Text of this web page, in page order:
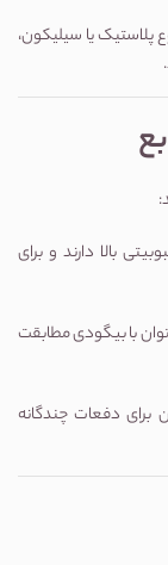
پلاستیک یا سیلیکون،
بالا دارند و برای
با بیگودی مطابقت
برای دفعات چندگانه